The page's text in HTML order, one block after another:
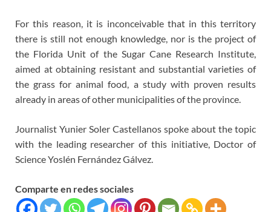
For this reason, it is inconceivable that in this territory
there is still not enough knowledge, nor is the project of
the Florida Unit of the Sugar Cane Research Institute,
aimed at obtaining resistant and substantial varieties of
the grass for animal food, a study with proven results
already in areas of other municipalities of the province.
Journalist Yunier Soler Castellanos spoke about the topic
with the leading researcher of this initiative, Doctor of
Science Yoslén Fernández Gálvez.
Comparte en redes sociales